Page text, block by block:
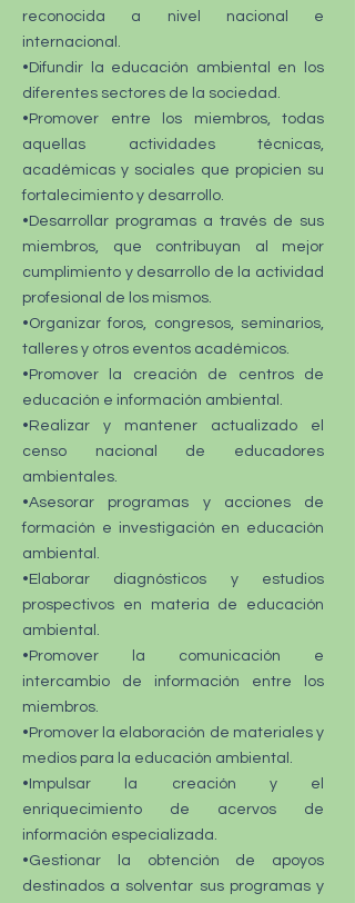
reconocida a nivel nacional e
internacional.
•Difundir la educación ambiental en los
diferentes sectores de la sociedad.
•Promover entre los miembros, todas
aquellas actividades técnicas,
académicas y sociales que propicien su
fortalecimiento y desarrollo.
•Desarrollar programas a través de sus
miembros, que contribuyan al mejor
cumplimiento y desarrollo de la actividad
profesional de los mismos.
•Organizar foros, congresos, seminarios,
talleres y otros eventos académicos.
•Promover la creación de centros de
educación e información ambiental.
•Realizar y mantener actualizado el
censo nacional de educadores
ambientales.
•Asesorar programas y acciones de
formación e investigación en educación
ambiental.
•Elaborar diagnósticos y estudios
prospectivos en materia de educación
ambiental.
•Promover la comunicación e
intercambio de información entre los
miembros.
•Promover la elaboración de materiales y
medios para la educación ambiental.
•Impulsar la creación y el
enriquecimiento de acervos de
información especializada.
•Gestionar la obtención de apoyos
destinados a solventar sus programas y